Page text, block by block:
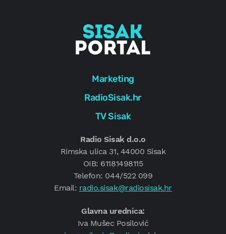
Marketing
RadioSisak.hr
TV Sisak
Radio Sisak d.o.o
Rimska ulica 31, 44000 Sisak
OIB: 61181498115
Telefon: 044/522 099
Email: radio.sisak@radiosisak.hr
Glavna urednica:
Iva Mušec Posilović